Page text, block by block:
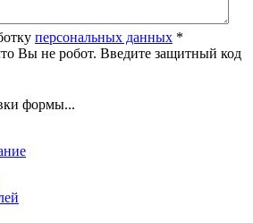
персональных данных *
Вы не робот. Введите защитный код
формы...